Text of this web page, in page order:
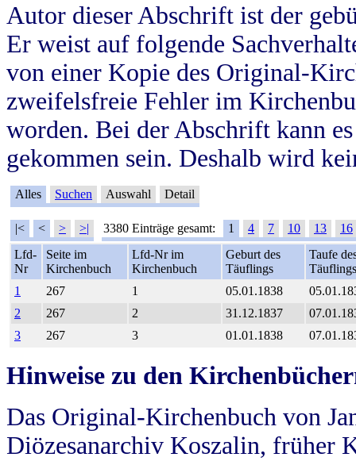
Autor dieser Abschrift ist der
Er weist auf folgende
von einer Kopie des Original-
zweifelsfreie Fehler im
worden. Bei der Abschrift kann
gekommen sein. Deshalb wird
Alles Suchen Auswahl Detail
|< < > >| 3380 Einträge gesamt: 1 4 7 10 13
16
Lfd-
Nr
Seite im
Kirchenbuch
Lfd-Nr im
Kirchenbuch
Geburt des
Täuflings
Taufe
Täuflings
1
267 1 05.01.1838
2
267 2 31.12.1837
3
267 3 01.01.1838
Hinweise zu den
Das Original-Kirchenbuch von
Diözesanarchiv Koszalin, früher